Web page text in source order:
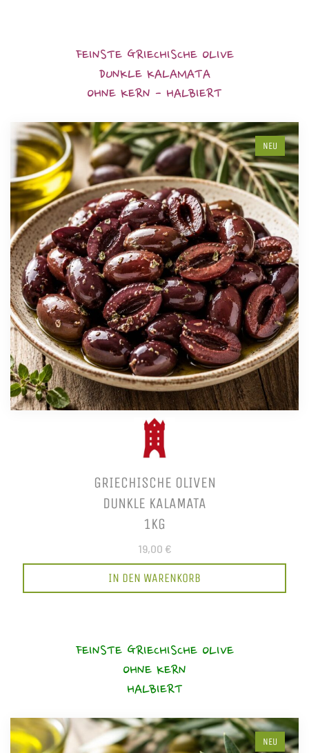
FEINSTE GRIECHISCHE OLIVE
DUNKLE KALAMATA
OHNE KERN - HALBIERT
NEU
GRIECHISCHE OLIVEN
DUNKLE KALAMATA
1KG
19,00 €
IN DEN WARENKORB
FEINSTE GRIECHISCHE OLIVE
OHNE KERN
HALBIERT
NEU